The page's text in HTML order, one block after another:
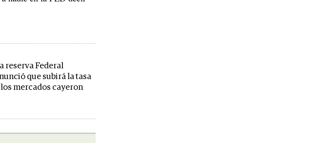
reserva Federal
que subirá la tasa
mercados cayeron